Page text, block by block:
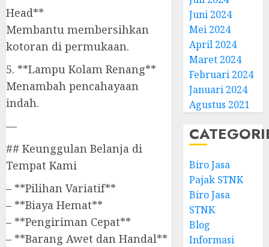
Head**
Membantu membersihkan
kotoran di permukaan.
5. **Lampu Kolam Renang**
Menambah pencahayaan
indah.
—
## Keunggulan Belanja di
Tempat Kami
– **Pilihan Variatif**
– **Biaya Hemat**
– **Pengiriman Cepat**
– **Barang Awet dan Handal**
Juni 2024
Mei 2024
April 2024
Maret 2024
Februari 2024
Januari 2024
Agustus 2021
Biro Jasa
Pajak STNK
Biro Jasa
STNK
Blog
Informasi